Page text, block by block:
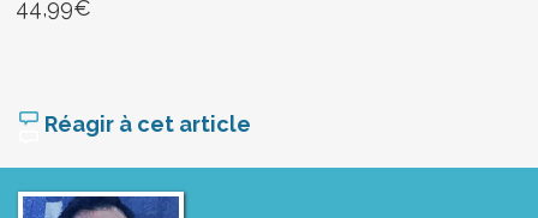
44,99€
Réagir à cet article